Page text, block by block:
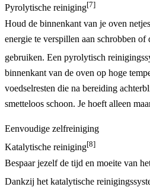
Pyrolytische reiniging[7]
Houd de binnenkant van je oven
energie te verspillen aan schrobben
gebruiken. Een pyrolytisch
binnenkant van de oven op hoge
voedselresten die na bereiding
smetteloos schoon. Je hoeft alleen
Eenvoudige zelfreiniging
Katalytische reiniging[8]
Bespaar jezelf de tijd en moeite van
Dankzij het katalytische